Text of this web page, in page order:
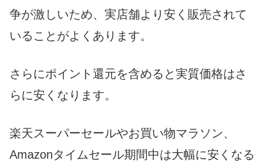
争が激しいため、実店舗より安く販売されて
いることがよくあります。
さらにポイント還元を含めると実質価格はさ
らに安くなります。
楽天スーパーセールやお買い物マラソン、
Amazonタイムセール期間中は大幅に安くなる